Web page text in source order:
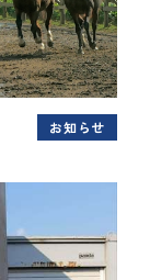
お知らせ